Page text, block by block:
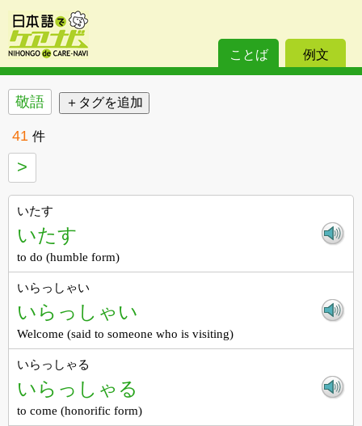
ことば 例文
敬語
41 件
>
いたす
いたす
to do (humble form)
いらっしゃい
いらっしゃい
Welcome (said to someone who is visiting)
いらっしゃる
いらっしゃる
to come (honorific form)